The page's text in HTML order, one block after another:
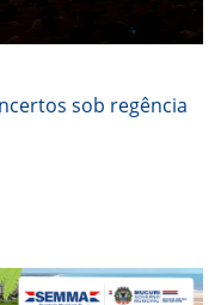
sob regência